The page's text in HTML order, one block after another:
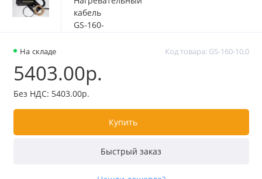
На складе Код товара: GS-160-10,0
5403.00р.
Без НДС: 5403.00р.
Купить
Быстрый заказ